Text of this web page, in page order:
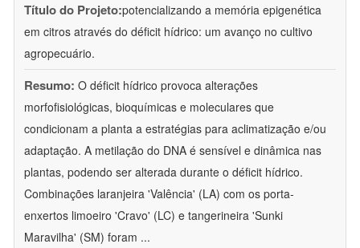
Título do Projeto:potencializando a memória epigenética
em citros através do déficit hídrico: um avanço no cultivo
agropecuário.
Resumo: O déficit hídrico provoca alterações
morfofisiológicas, bioquímicas e moleculares que
condicionam a planta a estratégias para aclimatização e/ou
adaptação. A metilação do DNA é sensível e dinâmica nas
plantas, podendo ser alterada durante o déficit hídrico.
Combinações laranjeira 'Valência' (LA) com os porta-
enxertos limoeiro 'Cravo' (LC) e tangerineira 'Sunki
Maravilha' (SM) foram ...